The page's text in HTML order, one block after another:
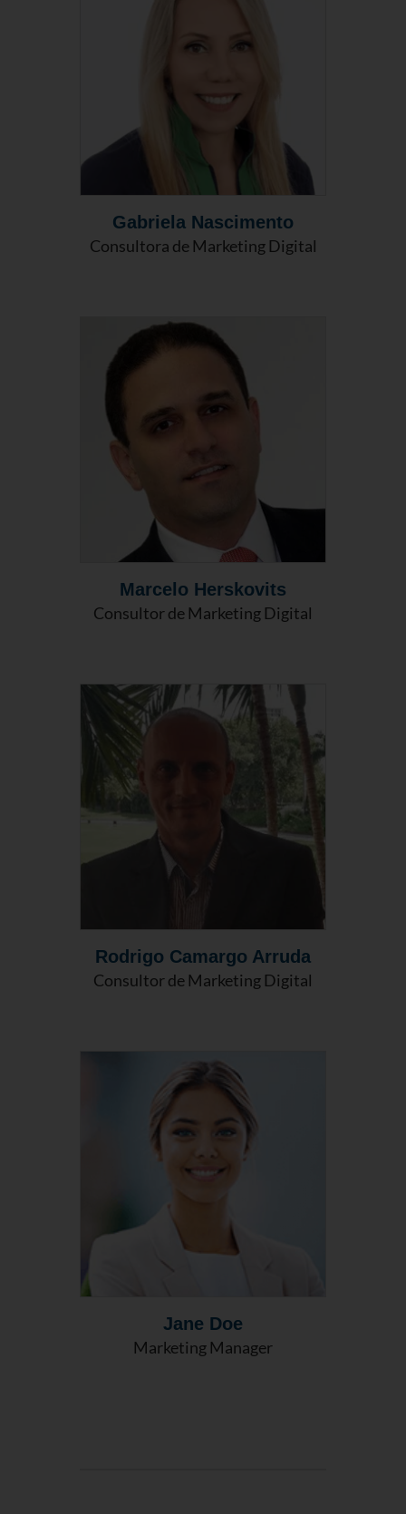
Gabriela Nascimento
Consultora de Marketing Digital
Marcelo Herskovits
Consultor de Marketing Digital
Rodrigo Camargo Arruda
Consultor de Marketing Digital
Jane Doe
Marketing Manager